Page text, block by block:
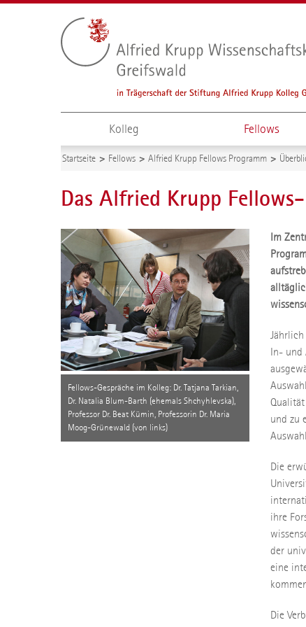
Kolleg Fellows
Startseite Fellows Alfried Krupp Fellows Programm
Das Alfried Krupp
Fellows-Gespräche im Kolleg: Dr. Tatjana Tarkian,
Dr. Natalia Blum-Barth (ehemals Shchyhlevska),
Professor Dr. Beat Kümin, Professorin Dr. Maria
Moog-Grünewald (von links)
Im
Jährlich
In- und
und zu
Die
ihre
der
eine
Die